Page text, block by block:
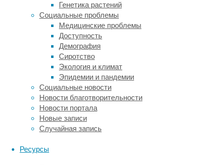
Генетика растений
Социальные проблемы
Медицинские проблемы
Доступность
Демография
Сиротство
Экология и климат
Эпидемии и пандемии
Социальные новости
Новости благотворительности
Новости портала
Новые записи
Случайная запись
Ресурсы
ингибирующих
нейронов:
из-
за
этого
при
синдроме
возникают
периодические
нервные
тики
—
двигательные
вокальные.